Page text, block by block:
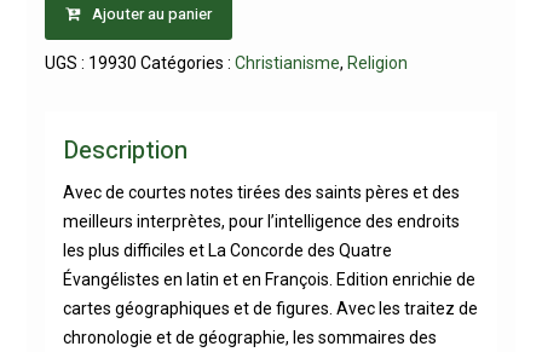
Ajouter au panier
UGS : 19930 Catégories : Christianisme, Religion
Description
Avec de courtes notes tirées des saints pères et des
meilleurs interprètes, pour l’intelligence des endroits
les plus difficiles et La Concorde des Quatre
Évangélistes en latin et en François. Edition enrichie de
cartes géographiques et de figures. Avec les traitez de
chronologie et de géographie, les sommaires des